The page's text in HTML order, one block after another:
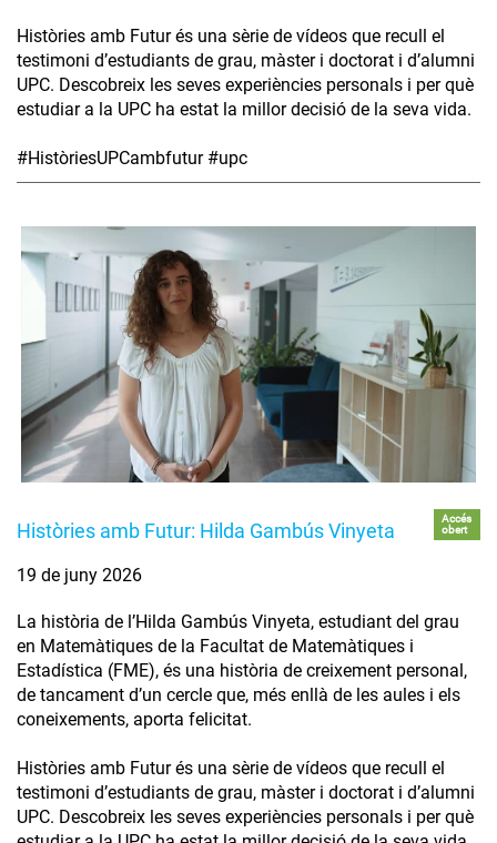
Històries amb Futur és una sèrie de vídeos que recull el
testimoni d’estudiants de grau, màster i doctorat i d’alumni
UPC. Descobreix les seves experiències personals i per què
estudiar a la UPC ha estat la millor decisió de la seva vida.
#HistòriesUPCambfutur #upc
Històries amb Futur: Hilda Gambús Vinyeta
Accés
obert
19 de juny 2026
La història de l’Hilda Gambús Vinyeta, estudiant del grau
en Matemàtiques de la Facultat de Matemàtiques i
Estadística (FME), és una història de creixement personal,
de tancament d’un cercle que, més enllà de les aules i els
coneixements, aporta felicitat.
Històries amb Futur és una sèrie de vídeos que recull el
testimoni d’estudiants de grau, màster i doctorat i d’alumni
UPC. Descobreix les seves experiències personals i per què